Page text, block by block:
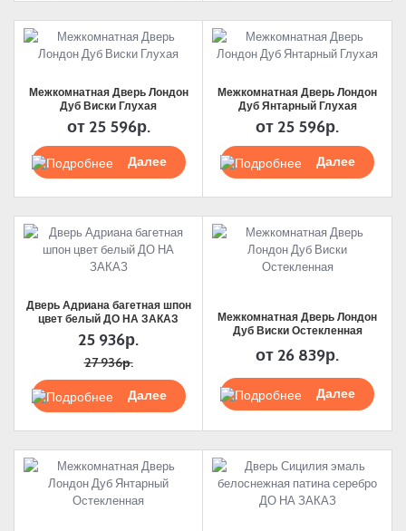
Межкомнатная Дверь Лондон
Дуб Виски Глухая
от 25 596р.
Подробнее
Межкомнатная Дверь Лондон
Дуб Янтарный Глухая
от 25 596р.
Подробнее
Дверь Адриана багетная шпон
цвет белый ДО НА ЗАКАЗ
25 936р.
27 936р.
Подробнее
Межкомнатная Дверь Лондон
Дуб Виски Остекленная
от 26 839р.
Подробнее